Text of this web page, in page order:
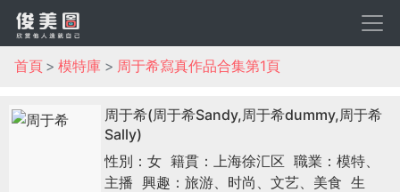
首頁 模特庫 周于希寫真作品合集第1頁
周于希(周于希Sandy,周于希dummy,周于希
Sally)
性別：女 籍貫：上海徐汇区 職業：模特、
主播 興趣：旅游、时尚、文艺、美食 生